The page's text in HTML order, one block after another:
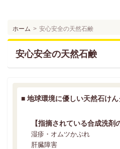
ご注
VOICE
ホーム 安心安全の天然石鹸
安心安全の天然石鹸
■ 地球環境に優しい天然石け
【指摘されている合成洗剤
湿疹・オムツかぶれ
肝臓障害